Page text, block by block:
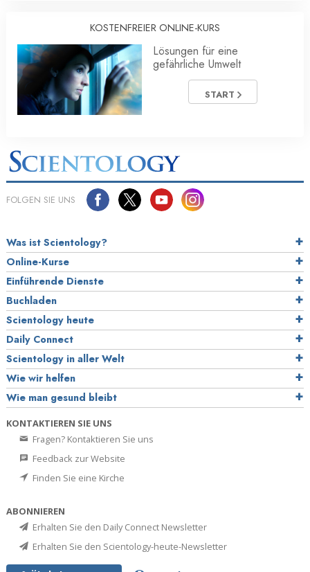
KOSTENFREIER ONLINE-KURS
Lösungen für eine
gefährliche Umwelt
START
FOLGEN SIE UNS
Was ist Scientology?
Online-Kurse
Einführende Dienste
Buchladen
Scientology heute
Daily Connect
Scientology in aller Welt
Wie wir helfen
Wie man gesund bleibt
KONTAKTIEREN SIE UNS
Fragen? Kontaktieren Sie uns
Feedback zur Website
Finden Sie eine Kirche
ABONNIEREN
Erhalten Sie den Daily Connect Newsletter
Erhalten Sie den Scientology-heute-Newsletter